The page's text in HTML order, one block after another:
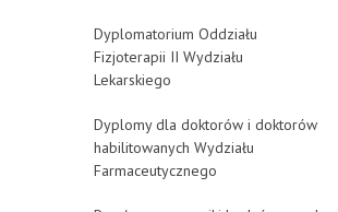
Dyplomatorium Oddziału
Fizjoterapii II Wydziału
Lekarskiego
Dyplomy dla doktorów i doktorów
habilitowanych Wydziału
Farmaceutycznego